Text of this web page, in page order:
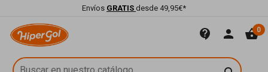
Envíos GRATIS desde 49,95€*
contact_support person shopping_basket0